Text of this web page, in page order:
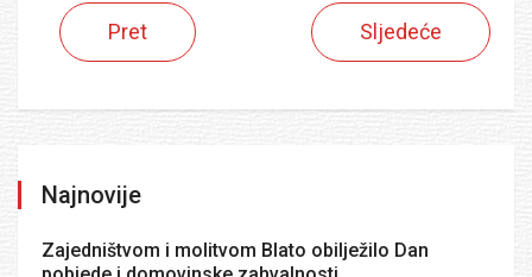
Pret Sljedeće
Najnovije
Zajedništvom i molitvom Blato obilježilo Dan